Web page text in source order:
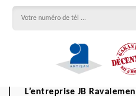
L’entreprise JB